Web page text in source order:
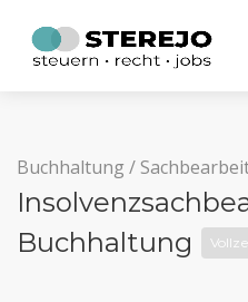
Buchhaltung /
Buchhaltung